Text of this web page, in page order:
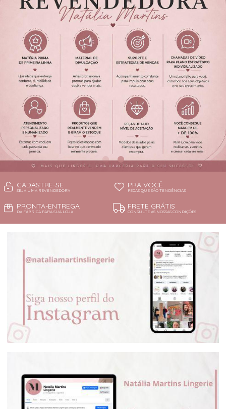
CADASTRE-SE
SEJA UMA REVENDEDORA
PRA VOCÊ
PEÇAS QUE SÃO TENDÊNCIAS!
PRONTA-ENTREGA
DA FÁBRICA PARA SUA LOJA
FRETE GRÁTIS
CONSULTE AS NOSSAS CONDIÇÕES